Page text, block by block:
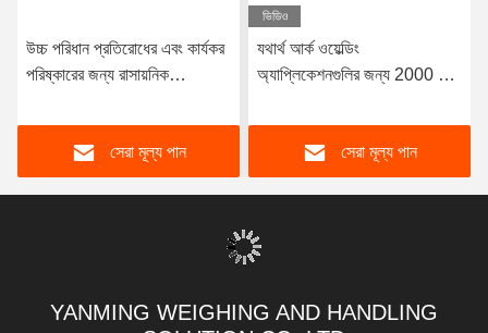
উচ্চ পরিধান প্রতিরোধের এবং কার্যকর
পরিষ্কারের জন্য রাসায়নিক
কনভেয়র বেল্ট স্ক্র্যাপার
সেরা মূল্য পান
ভিডিও
যথার্থ আর্ক ওয়েল্ডিং
অ্যাপ্লিকেশনগুলির জন্য 2000 মিমি
সেরা মূল্য পান
YANMING WEIGHING AND HANDLING